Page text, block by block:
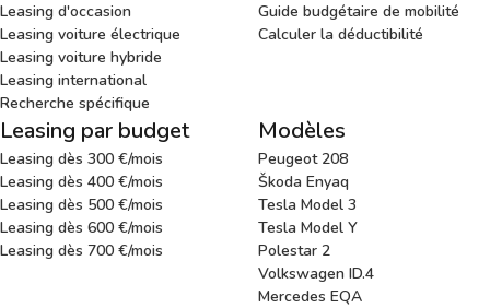
Leasing d'occasion
Leasing voiture électrique
Leasing voiture hybride
Leasing international
Recherche spécifique
Guide budgétaire de mobilité
Calculer la déductibilité
Leasing par budget
Leasing dès 300 €/mois
Leasing dès 400 €/mois
Leasing dès 500 €/mois
Leasing dès 600 €/mois
Leasing dès 700 €/mois
Modèles
Peugeot 208
Škoda Enyaq
Tesla Model 3
Tesla Model Y
Polestar 2
Volkswagen ID.4
Mercedes EQA